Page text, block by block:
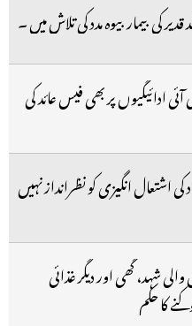
کی بیمار بیوہ مدد کی تلاش میں ۔
ادائیگیوں پر بھی فیس عائد کی
کی اشتعال انگیزی کو نظرانداز نہیں
دعووں والی شہد، گھی اور دیگر غذائی
کا حکم